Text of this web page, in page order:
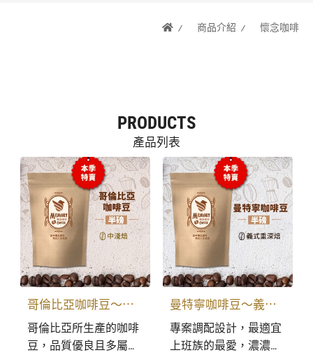
商品介紹 懷念咖啡
PRODUCTS
產品列表
哥倫比亞咖啡豆〜本季特賣
哥倫比亞所生產的咖啡
豆，品質優良且多屬高
曼特寧咖啡豆〜義式重深焙〜本季特賣
專案調配設計，最適宜
上班族的最愛，濃濃咖